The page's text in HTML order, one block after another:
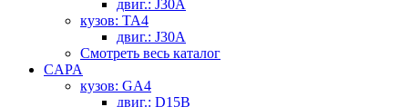
двиг.: J30A
кузов: TA4
двиг.: J30A
Смотреть весь каталог
CAPA
кузов: GA4
двиг.: D15B